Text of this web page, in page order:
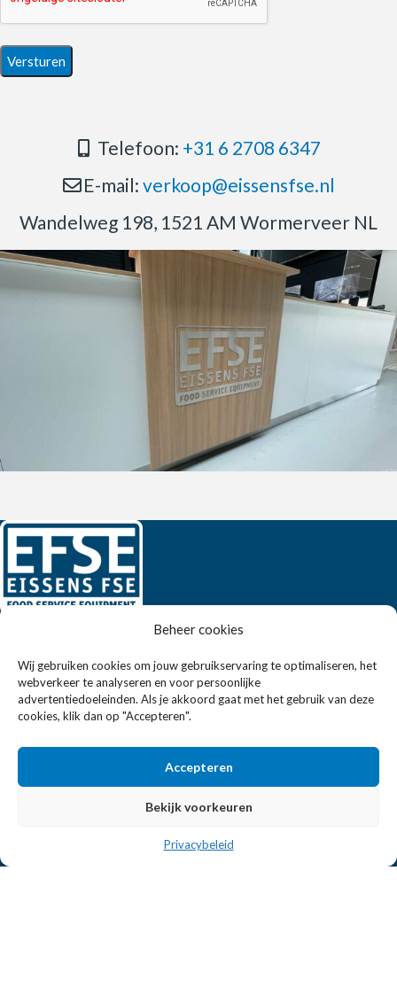
Beheer cookies
Wij gebruiken cookies om jouw gebruikservaring te optimaliseren, het
webverkeer te analyseren en voor persoonlijke
advertentiedoeleinden. Als je akkoord gaat met het gebruik van deze
cookies, klik dan op "Accepteren".
Accepteren
Bekijk voorkeuren
Privacybeleid
Telefoon: +31 6 2708 6347
E-mail: verkoop@eissensfse.nl
Wandelweg 198, 1521 AM Wormerveer NL
alleen inspiratie maar ook een breed assortiment horeca
apparatuur.
+31 6 2708 6347
E-mail:verkoop@eissensfse.nl
Onze aanpak